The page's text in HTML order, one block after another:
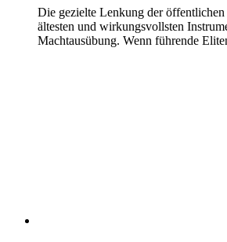
Die gezielte Lenkung der
ältesten und wirkungsvollsten
Machtausübung. Wenn führende